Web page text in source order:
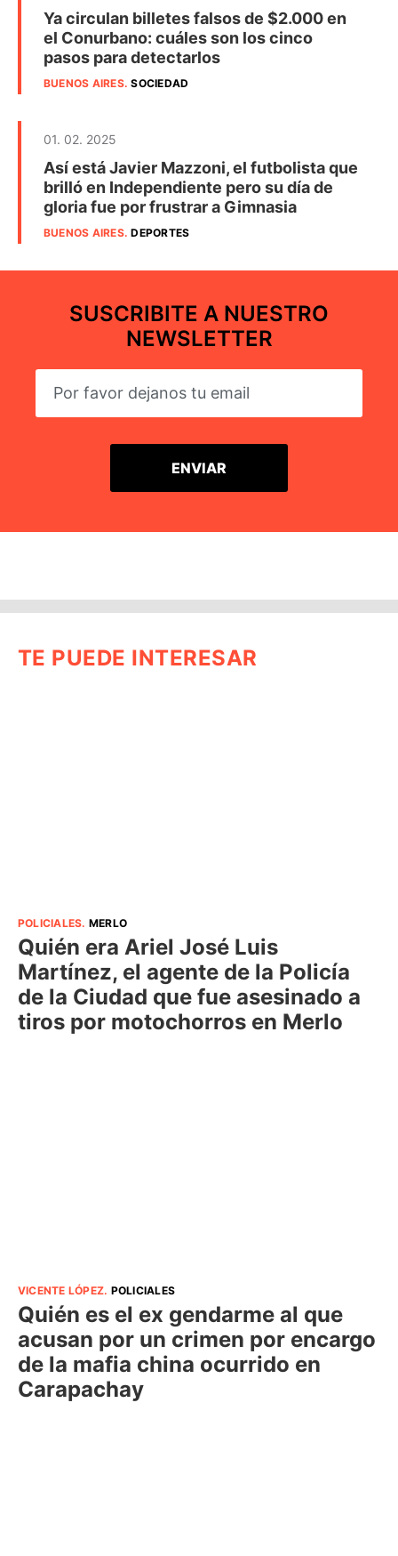
Ya circulan billetes falsos de $2.000 en
el Conurbano: cuáles son los cinco
pasos para detectarlos
BUENOS AIRES.SOCIEDAD
01. 02. 2025
Así está Javier Mazzoni, el futbolista que
brilló en Independiente pero su día de
gloria fue por frustrar a Gimnasia
BUENOS AIRES.DEPORTES
SUSCRIBITE A NUESTRO
NEWSLETTER
TE PUEDE INTERESAR
POLICIALES. MERLO
Quién era Ariel José Luis
Martínez, el agente de la Policía
de la Ciudad que fue asesinado a
tiros por motochorros en Merlo
VICENTE LÓPEZ. POLICIALES
Quién es el ex gendarme al que
acusan por un crimen por encargo
de la mafia china ocurrido en
Carapachay